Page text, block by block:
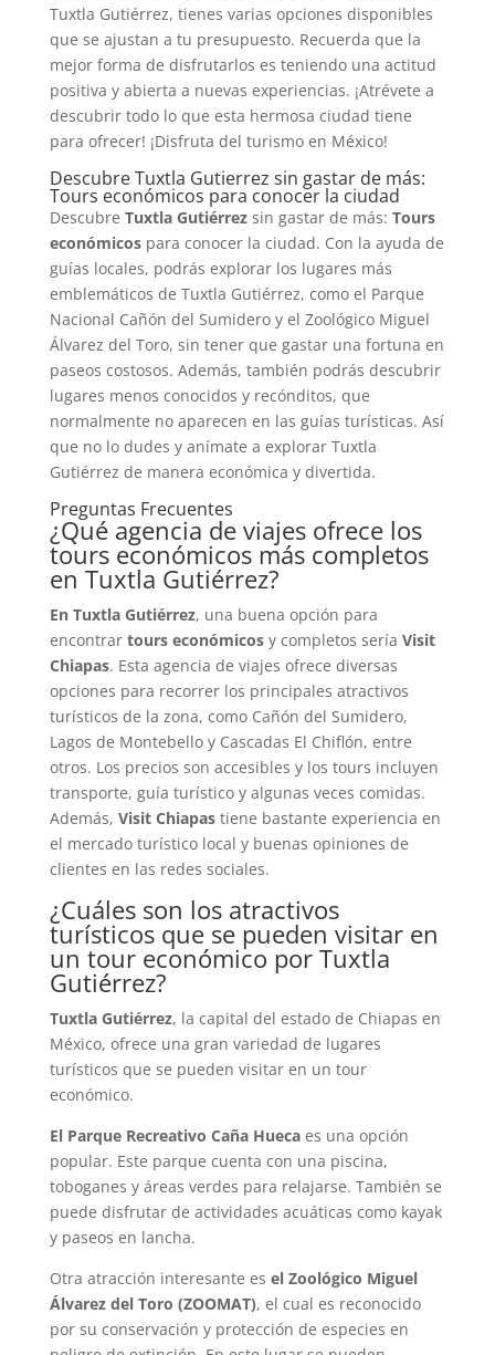
Tuxtla Gutiérrez, tienes varias opciones disponibles
que se ajustan a tu presupuesto. Recuerda que la
mejor forma de disfrutarlos es teniendo una actitud
positiva y abierta a nuevas experiencias. ¡Atrévete a
descubrir todo lo que esta hermosa ciudad tiene
para ofrecer! ¡Disfruta del turismo en México!
Descubre Tuxtla Gutierrez sin gastar de más:
Tours económicos para conocer la ciudad
Descubre Tuxtla Gutiérrezsin gastar de más: Tours
económicospara conocer la ciudad. Con la ayuda de
guías locales, podrás explorar los lugares más
emblemáticos de Tuxtla Gutiérrez, como el Parque
Nacional Cañón del Sumidero y el Zoológico Miguel
Álvarez del Toro, sin tener que gastar una fortuna en
paseos costosos. Además, también podrás descubrir
lugares menos conocidos y recónditos, que
normalmente no aparecen en las guías turísticas. Así
que no lo dudes y anímate a explorar Tuxtla
Gutiérrez de manera económica y divertida.
Preguntas Frecuentes
¿Qué agencia de viajes ofrece los
tours económicos más completos
en Tuxtla Gutiérrez?
En Tuxtla Gutiérrez, una buena opción para
encontrar tours económicosy completos sería Visit
Chiapas. Esta agencia de viajes ofrece diversas
opciones para recorrer los principales atractivos
turísticos de la zona, como Cañón del Sumidero,
Lagos de Montebello y Cascadas El Chiflón, entre
otros. Los precios son accesibles y los tours incluyen
transporte, guía turístico y algunas veces comidas.
Además, Visit Chiapastiene bastante experiencia en
el mercado turístico local y buenas opiniones de
clientes en las redes sociales.
¿Cuáles son los atractivos
turísticos que se pueden visitar en
un tour económico por Tuxtla
Gutiérrez?
Tuxtla Gutiérrez, la capital del estado de Chiapas en
México, ofrece una gran variedad de lugares
turísticos que se pueden visitar en un tour
económico.
El Parque Recreativo Caña Huecaes una opción
popular. Este parque cuenta con una piscina,
toboganes y áreas verdes para relajarse. También se
puede disfrutar de actividades acuáticas como kayak
y paseos en lancha.
Otra atracción interesante es el Zoológico Miguel
Álvarez del Toro (ZOOMAT), el cual es reconocido
por su conservación y protección de especies en